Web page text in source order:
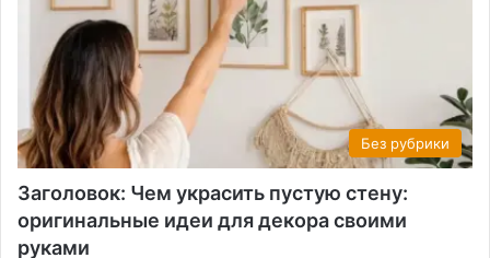
Без рубрики
Заголовок: Чем украсить пустую стену:
оригинальные идеи для декора своими
руками